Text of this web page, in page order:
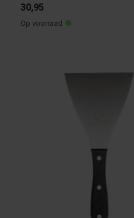
30,95
Op voorraad